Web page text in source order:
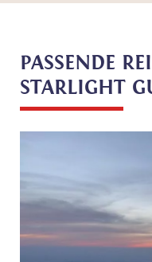
PASSENDE
STARLIGHT